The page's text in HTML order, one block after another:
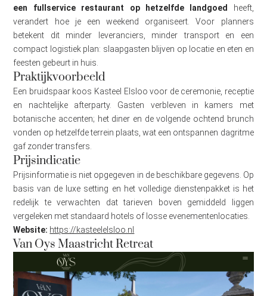
een fullservice restaurant op hetzelfde landgoed
heeft,
verandert hoe je een weekend organiseert. Voor planners
betekent dit minder leveranciers, minder transport en een
compact logistiek plan: slaapgasten blijven op locatie en eten en
feesten gebeurt in huis.
Praktijkvoorbeeld
Een bruidspaar koos Kasteel Elsloo voor de ceremonie, receptie
en nachtelijke afterparty. Gasten verbleven in kamers met
botanische accenten; het diner en de volgende ochtend brunch
vonden op hetzelfde terrein plaats, wat een ontspannen dagritme
gaf zonder transfers.
Prijsindicatie
Prijsinformatie is niet opgegeven in de beschikbare gegevens. Op
basis van de luxe setting en het volledige dienstenpakket is het
redelijk te verwachten dat tarieven boven gemiddeld liggen
vergeleken met standaard hotels of losse evenementenlocaties.
Website: https://kasteelelsloo.nl
Van Oys Maastricht Retreat